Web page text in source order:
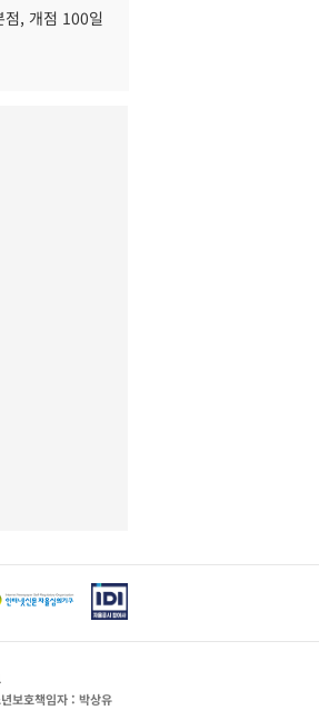
점, 개점 100일
보호책임자 : 박상유